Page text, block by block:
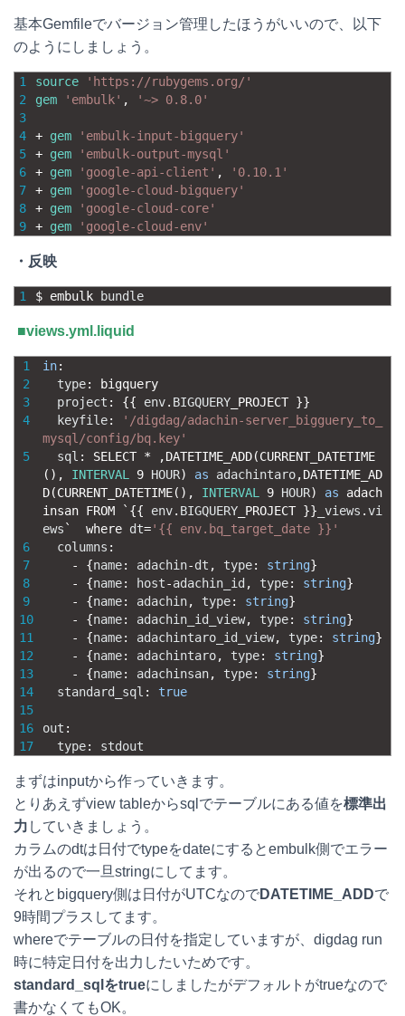
基本Gemfileでバージョン管理したほうがいいので、以下
のようにしましょう。
1
2
3
4
5
6
7
8
9
source
'https://rubygems.org/'
gem
'embulk' , '~> 0.8.0'
+ gem
'embulk-input-bigquery'
+ gem
'embulk-output-mysql'
+ gem 'google-api-client' ,
'0.10.1'
+ gem
'google-cloud-bigquery'
+ gem
'google-cloud-core'
+ gem 'google-cloud-env'
・反映
1 $ embulk bundle
■views.yml.liquid
1
2
3
4
5
6
7
8
9
10
11
12
13
14
15
16
17
in:
type:
bigquery
project : {{ env. BIGQUERY PROJECT }}
keyfile:
'/digdag/adachin-server_bigguery_to_
mysql/config/bq.key'
sql : SELECT * ,DATETIME_ADD(CURRENT_DATETIME
( ) , INTERVAL 9 HOUR) as adachintaro,DATETIME_AD
D(CURRENT_DATETIME( ) , INTERVAL 9 HOUR) as
adach
insan FROM ` {{ env. BIGQUERY PROJECT }} _views .vi
ews ` where dt='{{ env.bq_target_date }}'
columns :
-
{name: adachin-dt , type: string}
-
{name: host-adachin_id , type: string}
-
{name: adachin, type: string}
-
{name: adachin_id_view, type: string}
-
{name: adachintaro_id_view, type: string}
-
{name: adachintaro, type: string}
-
{name: adachinsan, type: string}
standard_sql : true
out :
type: stdout
まずはinputから作っていきます。
とりあえずview tableからsqlでテーブルにある値を標準出
力 していきましょう。
カラムのdtは日付でtypeをdateにするとembulk側でエラー
が出るので一旦stringにしてます。
それとbigquery側は日付がUTCなのでDATETIME_ADDで
9時間プラスしてます。
whereでテーブルの日付を指定していますが、digdag run
時に特定日付を出力したいためです。
standard_sqlをtrueにしましたがデフォルトがtrueなので
書かなくてもOK。